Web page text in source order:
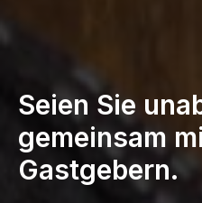
Seien Sie
gemeinsam
Gastgebern.